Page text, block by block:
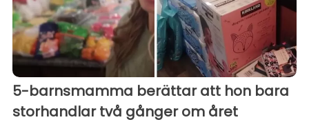
5-barnsmamma berättar att hon bara
storhandlar två gånger om året